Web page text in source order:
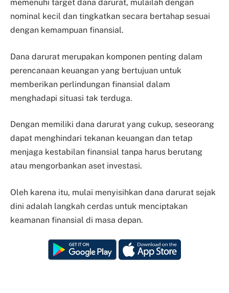
memenuhi target dana darurat, mulailah dengan
nominal kecil dan tingkatkan secara bertahap sesuai
dengan kemampuan finansial.
Dana darurat merupakan komponen penting dalam
perencanaan keuangan yang bertujuan untuk
memberikan perlindungan finansial dalam
menghadapi situasi tak terduga.
Dengan memiliki dana darurat yang cukup, seseorang
dapat menghindari tekanan keuangan dan tetap
menjaga kestabilan finansial tanpa harus berutang
atau mengorbankan aset investasi.
Oleh karena itu, mulai menyisihkan dana darurat sejak
dini adalah langkah cerdas untuk menciptakan
keamanan finansial di masa depan.